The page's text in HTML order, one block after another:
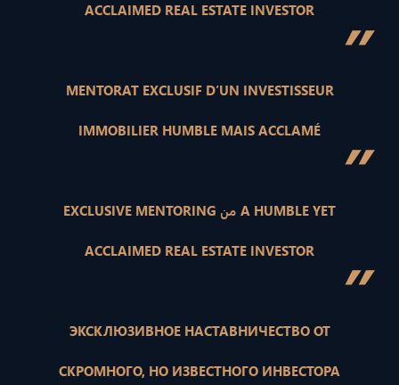
ACCLAIMED REAL ESTATE INVESTOR ”
MENTORAT EXCLUSIF D’UN INVESTISSEUR
IMMOBILIER HUMBLE MAIS ACCLAMÉ ” EXCLUSIVE MENTORING من A HUMBLE YET
ACCLAIMED REAL ESTATE INVESTOR ”
ЭКСКЛЮЗИВНОЕ НАСТАВНИЧЕСТВО ОТ
СКРОМНОГО, НО ИЗВЕСТНОГО ИНВЕСТОРА